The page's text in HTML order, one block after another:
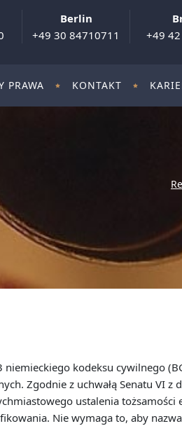
Berlin
+49 30 84710711
+49
PRAWA KONTAKT
kodeksu cywilnego
Zgodnie z uchwałą Senatu VI z
ustalenia
Nie wymaga to, aby